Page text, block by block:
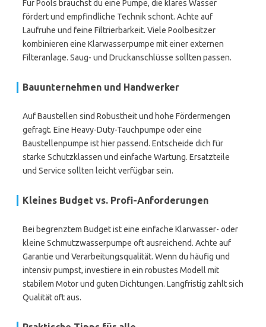
Für Pools brauchst du eine Pumpe, die klares Wasser
fördert und empfindliche Technik schont. Achte auf
Laufruhe und feine Filtrierbarkeit. Viele Poolbesitzer
kombinieren eine Klarwasserpumpe mit einer externen
Filteranlage. Saug- und Druckanschlüsse sollten passen.
Bauunternehmen und Handwerker
Auf Baustellen sind Robustheit und hohe Fördermengen
gefragt. Eine Heavy-Duty-Tauchpumpe oder eine
Baustellenpumpe ist hier passend. Entscheide dich für
starke Schutzklassen und einfache Wartung. Ersatzteile
und Service sollten leicht verfügbar sein.
Kleines Budget vs. Profi-Anforderungen
Bei begrenztem Budget ist eine einfache Klarwasser- oder
kleine Schmutzwasserpumpe oft ausreichend. Achte auf
Garantie und Verarbeitungsqualität. Wenn du häufig und
intensiv pumpst, investiere in ein robustes Modell mit
stabilem Motor und guten Dichtungen. Langfristig zahlt sich
Qualität oft aus.